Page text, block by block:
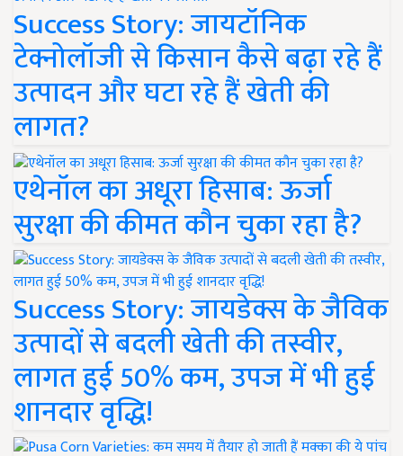
Success Story: जायटॉनिक
टेक्नोलॉजी से किसान कैसे बढ़ा रहे हैं
उत्पादन और घटा रहे हैं खेती की
लागत?
एथेनॉल का अधूरा हिसाब: ऊर्जा
सुरक्षा की कीमत कौन चुका रहा है?
Success Story: जायडेक्स के जैविक
उत्पादों से बदली खेती की तस्वीर,
लागत हुई 50% कम, उपज में भी हुई
शानदार वृद्धि!